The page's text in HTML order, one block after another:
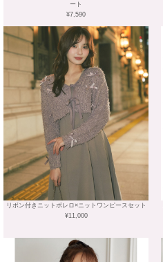
ート
¥7,590
リボン付きニットボレロ×ニットワンピースセット
¥11,000